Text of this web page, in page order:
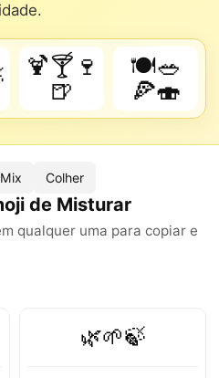
🍹🍸🍷
🍺
🍽️🥗
🍕🍣
Mix Colher
de Misturar
qualquer uma para copiar e
🌿🌱🍃